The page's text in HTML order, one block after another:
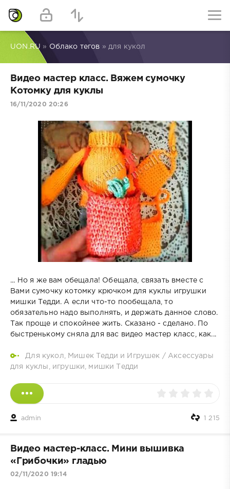
UON.RU » Облако тегов » для кукол
Видео мастер класс. Вяжем сумочку
Котомку для куклы
16/11/2020 20:26
... Но я же вам обещала! Обещала, связать вместе с
Вами сумочку котомку крючком для куклы игрушки
мишки Тедди. А если что-то пообещала, то
обязательно надо выполнять, и держать данное слово.
Так проще и спокойнее жить. Сказано - сделано. По
быстренькому сняла для вас видео мастер класс, как...
Для кукол, Мишек Тедди и Игрушек / Аксессуары
для куклы, игрушки, мишки Тедди
admin 1 215
Видео мастер-класс. Мини вышивка
«Грибочки» гладью
02/11/2020 19:14